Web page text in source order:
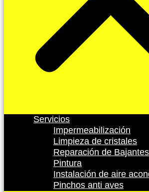
Servicios
Impermeabilización
Limpieza de cristales
Reparación de
Pintura
Instalación de aire
Pinchos anti aves